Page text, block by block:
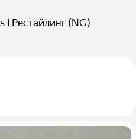
I Рестайлинг (NG)